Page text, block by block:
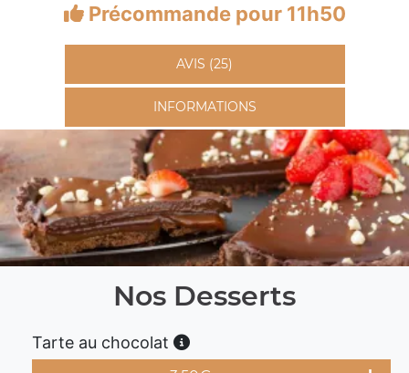
Précommande pour 11h50
AVIS (25)
INFORMATIONS
Nos Desserts
Tarte au chocolat